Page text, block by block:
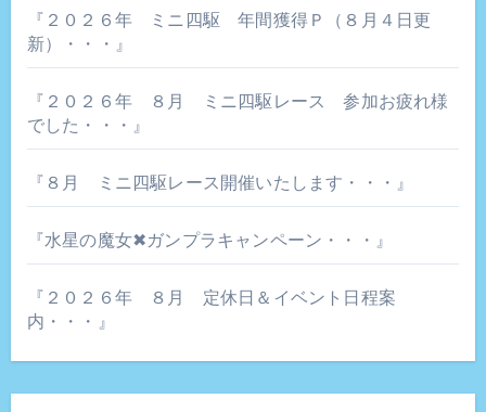
ョ
ン
『２０２６年 ミニ四駆 年間獲得Ｐ（８月４日更
新）・・・』
『２０２６年 ８月 ミニ四駆レース 参加お疲れ様
でした・・・』
『８月 ミニ四駆レース開催いたします・・・』
『水星の魔女✖ガンプラキャンペーン・・・』
『２０２６年 ８月 定休日＆イベント日程案
内・・・』